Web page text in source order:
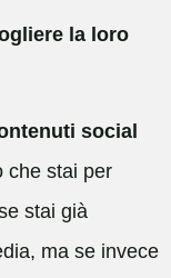
la loro
social
che stai per
stai già
ma se invece